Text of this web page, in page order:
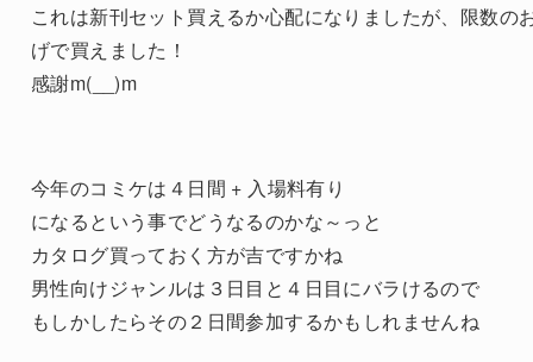
これは新刊セット買えるか心配になりましたが、限数の
げで買えました！
感謝m(__)m
今年のコミケは４日間 + 入場料有り
になるという事でどうなるのかな～っと
カタログ買っておく方が吉ですかね
男性向けジャンルは３日目と４日目にバラけるので
もしかしたらその２日間参加するかもしれませんね